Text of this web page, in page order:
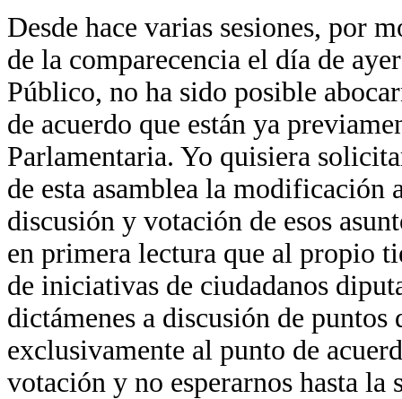
Desde hace varias sesiones, por
de la comparecencia el día de
Público, no ha sido posible
de acuerdo que están ya
Parlamentaria. Yo quisiera
de esta asamblea la modificación
discusión y votación de esos
en primera lectura que al propio
de iniciativas de ciudadanos
dictámenes a discusión de
exclusivamente al punto de
votación y no esperarnos hasta la